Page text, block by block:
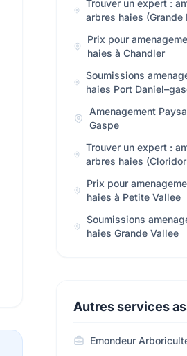
Trouver un expert :
arbres haies (Grande
Prix pour
haies à Chandler
Soumissions
haies Port
Amenagement
Gaspe
Trouver un expert :
arbres haies
Prix pour
haies à Petite Vallee
Soumissions
haies Grande Vallee
Autres services
Emondeur